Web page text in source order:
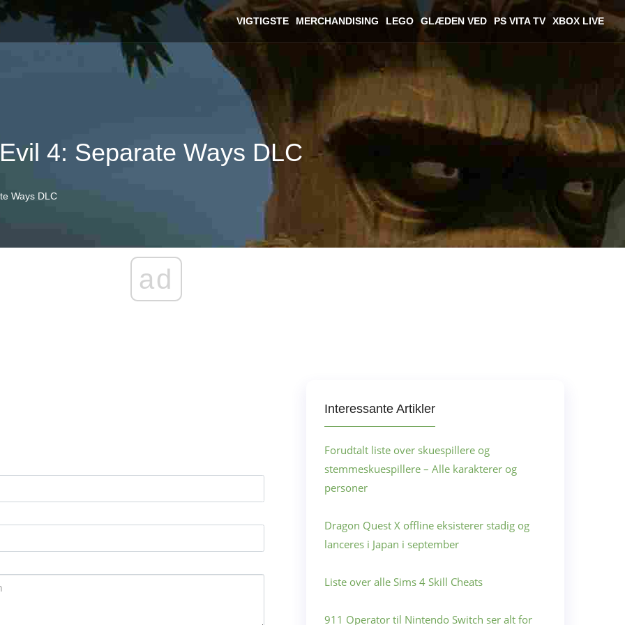
VIGTIGSTE MERCHANDISING LEGO GLÆDEN VED PS VITA TV XBOX LIVE
4: Separate Ways DLC
Ways DLC
ad
Interessante Artikler
Forudtalt liste over skuespillere og
stemmeskuespillere – Alle karakterer og
personer
Dragon Quest X offline eksisterer stadig og
lanceres i Japan i september
Liste over alle Sims 4 Skill Cheats
911 Operator til Nintendo Switch ser alt for